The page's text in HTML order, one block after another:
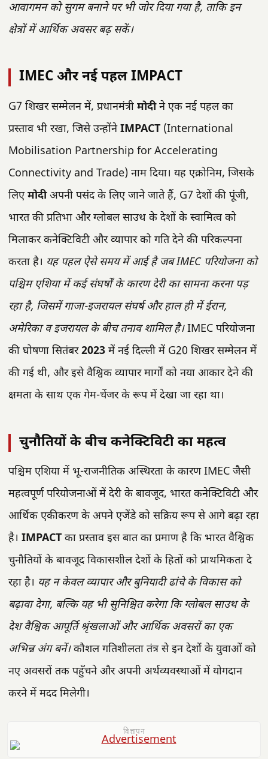
आवागमन को सुगम बनाने पर भी जोर दिया गया है, ताकि इन
क्षेत्रों में आर्थिक अवसर बढ़ सकें।
IMEC और नई पहल IMPACT
G7 शिखर सम्मेलन में, प्रधानमंत्री मोदीने एक नई पहल का
प्रस्ताव भी रखा, जिसे उन्होंनेIMPACT (International
Mobilisation Partnership for Accelerating
Connectivity and Trade) नाम दिया। यह एक्रोनिम, जिसके
लिएमोदीअपनी पसंद के लिए जाने जाते हैं, G7 देशों की पूंजी,
भारत की प्रतिभा और ग्लोबल साउथ के देशों के स्वामित्व को
मिलाकर कनेक्टिविटी और व्यापार को गति देने की परिकल्पना
करता है। यह पहल ऐसे समय में आई है जब IMEC परियोजना को
पश्चिम एशिया में कई संघर्षों के कारण देरी का सामना करना पड़
रहा है, जिसमें गाजा-इजरायल संघर्ष और हाल ही में ईरान,
अमेरिका व इजरायल के बीच तनाव शामिल है।IMEC परियोजना
की घोषणा सितंबर2023 में नई दिल्ली में G20 शिखर सम्मेलन में
की गई थी, और इसे वैश्विक व्यापार मार्गों को नया आकार देने की
क्षमता के साथ एक गेम-चेंजर के रूप में देखा जा रहा था।
चुनौतियों के बीच कनेक्टिविटी का महत्व
पश्चिम एशिया में भू-राजनीतिक अस्थिरता के कारण IMEC जैसी
महत्वपूर्ण परियोजनाओं में देरी के बावजूद, भारत कनेक्टिविटी और
आर्थिक एकीकरण के अपने एजेंडे को सक्रिय रूप से आगे बढ़ा रहा
है। IMPACT का प्रस्ताव इस बात का प्रमाण है कि भारत वैश्विक
चुनौतियों के बावजूद विकासशील देशों के हितों को प्राथमिकता दे
रहा है। यह न केवल व्यापार और बुनियादी ढांचे के विकास को
बढ़ावा देगा, बल्कि यह भी सुनिश्चित करेगा कि ग्लोबल साउथ के
देश वैश्विक आपूर्ति श्रृंखलाओं और आर्थिक अवसरों का एक
अभिन्न अंग बनें।कौशल गतिशीलता तंत्र से इन देशों के युवाओं को
नए अवसरों तक पहुँचने और अपनी अर्थव्यवस्थाओं में योगदान
करने में मदद मिलेगी।
विज्ञापन